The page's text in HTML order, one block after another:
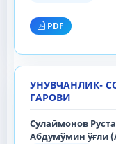
PDF
УНУВЧАНЛИК-
ГАРОВИ
Сулаймонов
Абдумўмин ўғли